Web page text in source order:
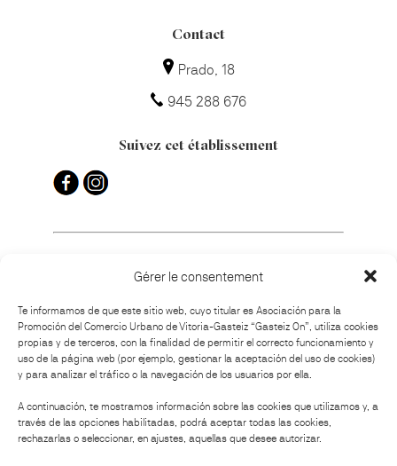
Gérer le consentement
Te informamos de que este sitio web, cuyo titular es Asociación para la
Promoción del Comercio Urbano de Vitoria-Gasteiz “Gasteiz On”, utiliza cookies
propias y de terceros, con la finalidad de permitir el correcto funcionamiento y
uso de la página web (por ejemplo, gestionar la aceptación del uso de cookies)
y para analizar el tráfico o la navegación de los usuarios por ella.
A continuación, te mostramos información sobre las cookies que utilizamos y, a
través de las opciones habilitadas, podrá aceptar todas las cookies,
rechazarlas o seleccionar, en ajustes, aquellas que desee autorizar.
Contact
Prado, 18
945 288 676
Suivez cet établissement
Comment s'y rendre ?
Organisation :